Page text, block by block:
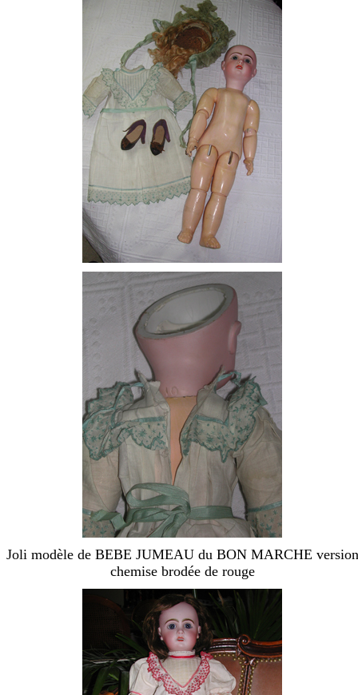
Joli modèle de BEBE JUMEAU du BON MARCHE version
chemise brodée de rouge